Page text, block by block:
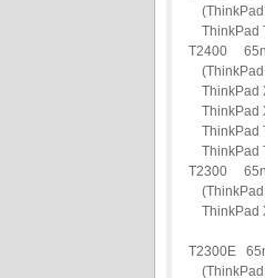
(ThinkPad
ThinkPad
T2400
(ThinkPad
ThinkPad
ThinkPad
ThinkPad
ThinkPad
T2300
(ThinkPad
ThinkPad
T2300E
(ThinkPad